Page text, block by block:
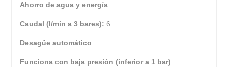
Ahorro de agua y energía
Caudal (l/min a 3 bares):6
Desagüe automático
Funciona con baja presión (inferior a 1 bar)